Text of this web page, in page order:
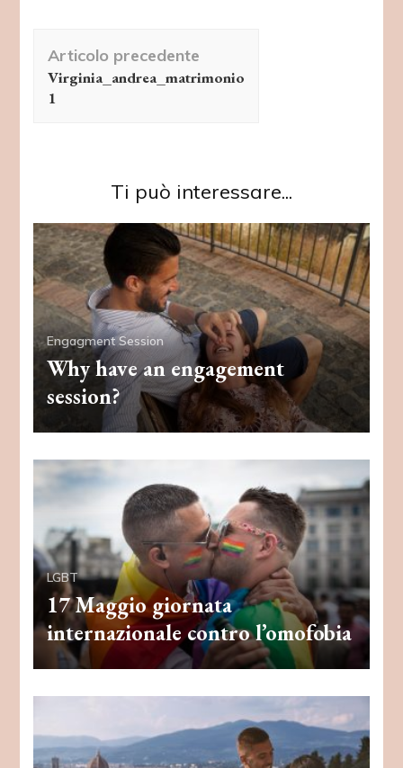
articolo
Articolo precedente
Virginia_andrea_matrimonio
1
Ti può interessare...
Engagment Session
Why have an engagement
session?
LGBT
17 Maggio giornata
internazionale contro l’omofobia